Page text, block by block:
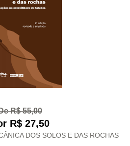
R$ 55,00
R$ 27,50
DOS SOLOS E DAS ROCHAS